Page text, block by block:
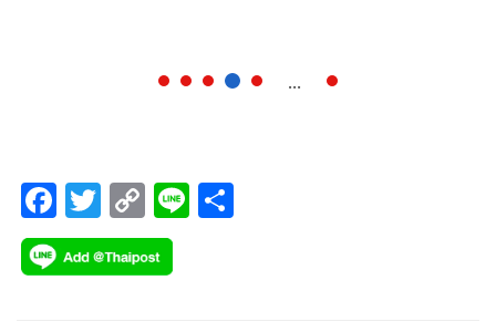
จำนวนกว่า 98% เป็นผู้ป่วยอาการสีเขียว
...
F
ac
e
T
wi
tt
C
o
p
Li